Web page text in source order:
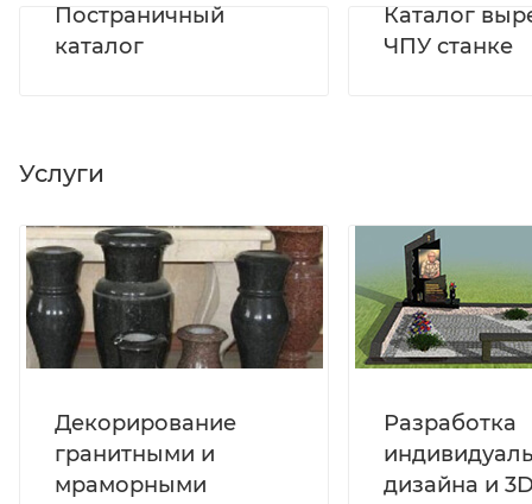
Постраничный
каталог
Каталог
ЧПУ станке
Услуги
Декорирование
гранитными и
мраморными
Разработка
дизайна и